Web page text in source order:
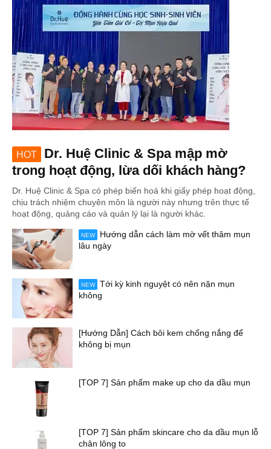
HOT
Dr. Huệ Clinic & Spa mập mờ
trong hoạt động, lừa dối khách hàng?
Dr. Huệ Clinic & Spa có phép biến hoá khi giấy phép hoạt động,
chịu trách nhiệm chuyên môn là người này nhưng trên thực tế
hoạt động, quảng cáo và quản lý lại là người khác.
NEW
Hướng dẫn cách làm mờ vết thâm mụn
lâu ngày
NEW
Tới kỳ kinh nguyệt có nên nặn mụn
không
[Hướng Dẫn] Cách bôi kem chống nắng để
không bị mụn
[TOP 7] Sản phẩm make up cho da dầu mụn
[TOP 7] Sản phẩm skincare cho da dầu mụn lỗ
chân lông to